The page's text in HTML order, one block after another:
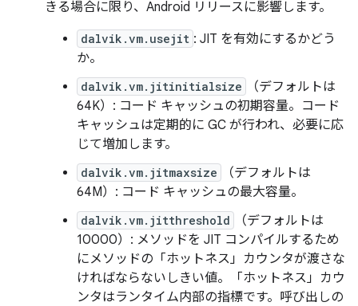
きる場合に限り、Android リリースに影響します。
dalvik.vm.usejit : JIT を有効にするかどう
か。
dalvik.vm.jitinitialsize
（デフォルトは
64K）: コード キャッシュの初期容量。コード
キャッシュは定期的に GC が行われ、必要に応
じて増加します。
dalvik.vm.jitmaxsize
（デフォルトは
64M）: コード キャッシュの最大容量。
dalvik.vm.jitthreshold
（デフォルトは
10000）: メソッドを JIT コンパイルするため
にメソッドの「ホットネス」カウンタが渡さな
ければならないしきい値。「ホットネス」カウ
ンタはランタイム内部の指標です。呼び出しの